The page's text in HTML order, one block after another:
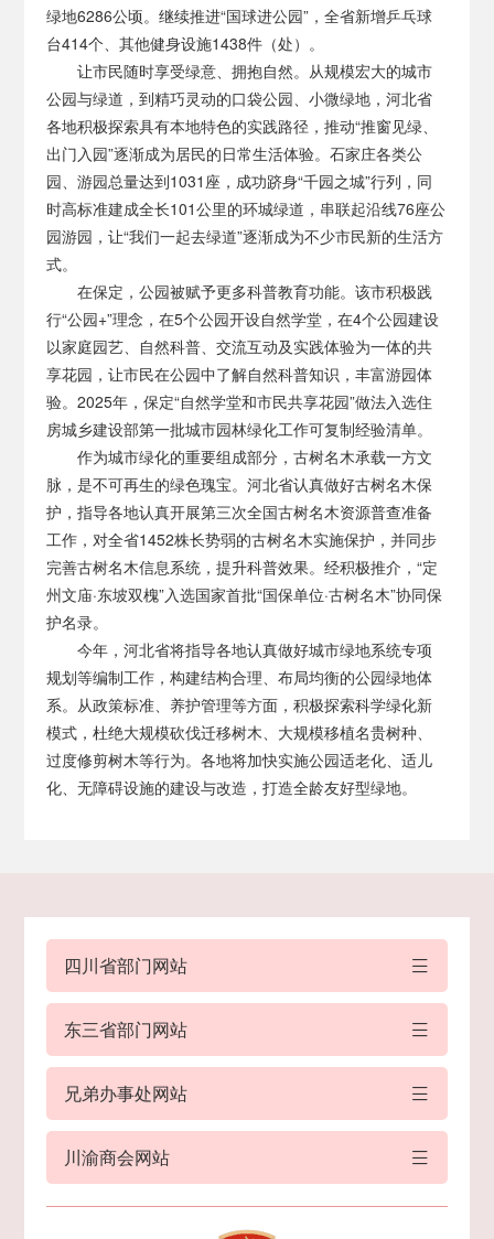
绿地6286公顷。继续推进“国球进公园”，全省新增乒乓球
台414个、其他健身设施1438件（处）。
让市民随时享受绿意、拥抱自然。从规模宏大的城市
公园与绿道，到精巧灵动的口袋公园、小微绿地，河北省
各地积极探索具有本地特色的实践路径，推动“推窗见绿、
出门入园”逐渐成为居民的日常生活体验。石家庄各类公
园、游园总量达到1031座，成功跻身“千园之城”行列，同
时高标准建成全长101公里的环城绿道，串联起沿线76座公
园游园，让“我们一起去绿道”逐渐成为不少市民新的生活方
式。
在保定，公园被赋予更多科普教育功能。该市积极践
行“公园+”理念，在5个公园开设自然学堂，在4个公园建设
以家庭园艺、自然科普、交流互动及实践体验为一体的共
享花园，让市民在公园中了解自然科普知识，丰富游园体
验。2025年，保定“自然学堂和市民共享花园”做法入选住
房城乡建设部第一批城市园林绿化工作可复制经验清单。
作为城市绿化的重要组成部分，古树名木承载一方文
脉，是不可再生的绿色瑰宝。河北省认真做好古树名木保
护，指导各地认真开展第三次全国古树名木资源普查准备
工作，对全省1452株长势弱的古树名木实施保护，并同步
完善古树名木信息系统，提升科普效果。经积极推介，“定
州文庙·东坡双槐”入选国家首批“国保单位·古树名木”协同保
护名录。
今年，河北省将指导各地认真做好城市绿地系统专项
规划等编制工作，构建结构合理、布局均衡的公园绿地体
系。从政策标准、养护管理等方面，积极探索科学绿化新
模式，杜绝大规模砍伐迁移树木、大规模移植名贵树种、
过度修剪树木等行为。各地将加快实施公园适老化、适儿
化、无障碍设施的建设与改造，打造全龄友好型绿地。
四川省部门网站
东三省部门网站
兄弟办事处网站
川渝商会网站